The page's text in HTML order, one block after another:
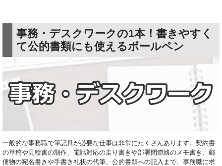
事務・デスクワークの1本！書きやすく
て公的書類にも使えるボールペン
一般的な事務職で筆記具が必要な仕事は非常にたくさんあります。契約書
の草稿や見積書の制作、電話対応の走り書きや部署間連絡のメモ書き、郵
便物の宛名書きや手書き礼状の代筆、公的書類への記入まで、事務職に求